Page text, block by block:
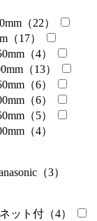
（22）
（17）
（4）
（13）
（6）
（6）
（5）
（4）
（3）
ット付（4）